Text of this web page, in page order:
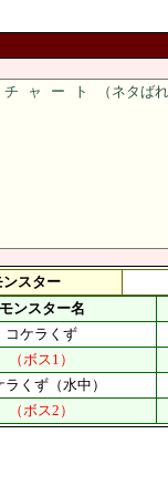
ンスター
ンスター名
コケラくず
（ボス1）
ラくず（水中）
（ボス2）